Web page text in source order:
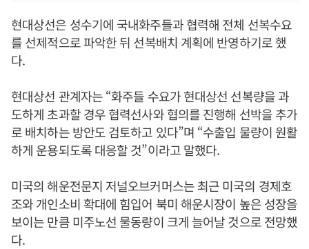
현대상선은 성수기에 국내화주들과 협력해 전체 선복수요
를 선제적으로 파악한 뒤 선복배치 계획에 반영하기로 했
다.
현대상선 관계자는 “화주들 수요가 현대상선 선복량을 과
도하게 초과할 경우 협력선사와 협의를 진행해 선박을 추가
로 배치하는 방안도 검토하고 있다”며 “수출입 물량이 원활
하게 운용되도록 대응할 것”이라고 말했다.
미국의 해운전문지 저널오브커머스는 최근 미국의 경제호
조와 개인소비 확대에 힘입어 북미 해운시장이 높은 성장을
보이는 만큼 미주노선 물동량이 크게 늘어날 것으로 전망했
다.